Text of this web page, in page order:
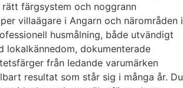
färgsystem och noggrann
villaägare i Angarn och närområden i
husmålning, både utvändigt
lokalkännedom, dokumenterade
från ledande varumärken
resultat som står sig i många år. Du